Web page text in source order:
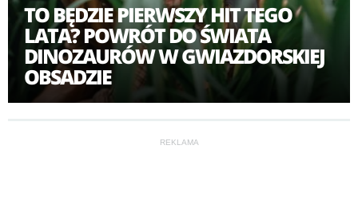
TO BĘDZIE PIERWSZY HIT TEGO
LATA? POWRÓT DO ŚWIATA
DINOZAURÓW W GWIAZDORSKIEJ
OBSADZIE
REKLAMA